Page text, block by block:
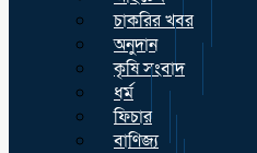
চাকরির খবর
অনুদান
কৃষি সংবাদ
ধর্ম
ফিচার
বাণিজ্য